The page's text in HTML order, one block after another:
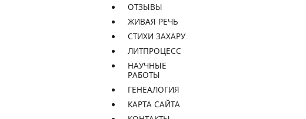
ОТЗЫВЫ
ЖИВАЯ РЕЧЬ
СТИХИ ЗАХАРУ
ЛИТПРОЦЕСС
НАУЧНЫЕ
РАБОТЫ
ГЕНЕАЛОГИЯ
КАРТА САЙТА